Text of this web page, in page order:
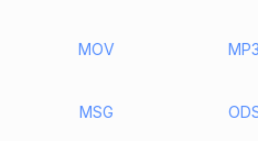
MOV MP3
MSG